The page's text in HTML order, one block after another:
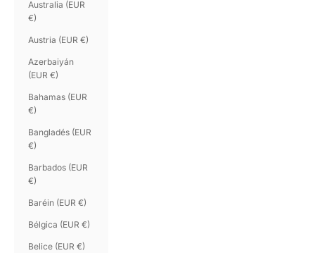
Australia (EUR
€)
Austria (EUR €)
Azerbaiyán
(EUR €)
Bahamas (EUR
€)
Bangladés (EUR
€)
Barbados (EUR
€)
Baréin (EUR €)
Bélgica (EUR €)
Belice (EUR €)